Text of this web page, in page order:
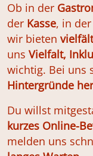
Ob in der
der Kasse, in der
wir bieten
uns Vielfalt,
wichtig. Bei uns
Hintergründe
Du willst
kurzes Online-
melden uns